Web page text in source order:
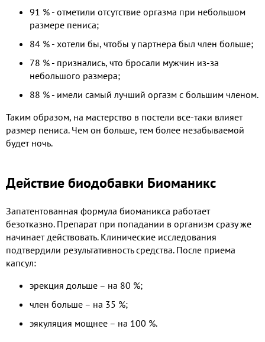
91 % - отметили отсутствие оргазма при небольшом
размере пениса;
84 % - хотели бы, чтобы у партнера был член больше;
78 % - признались, что бросали мужчин из-за
небольшого размера;
88 % - имели самый лучший оргазм с большим членом.
Таким образом, на мастерство в постели все-таки влияет
размер пениса. Чем он больше, тем более незабываемой
будет ночь.
Действие биодобавки Биоманикс
Запатентованная формула биоманикса работает
безотказно. Препарат при попадании в организм сразу же
начинает действовать. Клинические исследования
подтвердили результативность средства. После приема
капсул:
эрекция дольше – на 80 %;
член больше – на 35 %;
эякуляция мощнее – на 100 %.